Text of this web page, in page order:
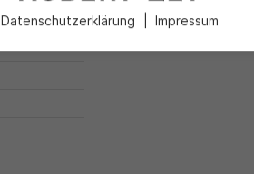
Datenschutzerklärung Impressum